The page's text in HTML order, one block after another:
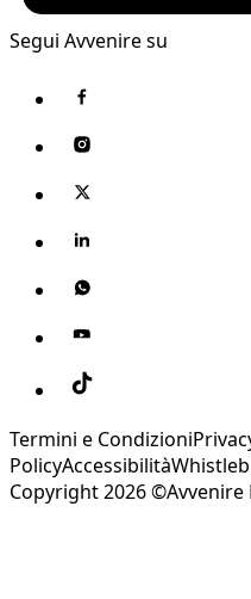
Segui Avvenire su
Termini e Condizioni
PolicyAccessibilità
Copyright 2026 ©Avvenire